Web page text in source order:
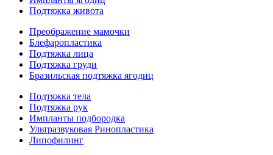
Подтяжка живота
Преображение мамочки
Блефаропластика
Подтяжка лица
Подтяжка груди
Бразильская подтяжка ягодиц
Подтяжка тела
Подтяжка рук
Импланты подбородка
Ультразвуковая Ринопластика
Липофилинг